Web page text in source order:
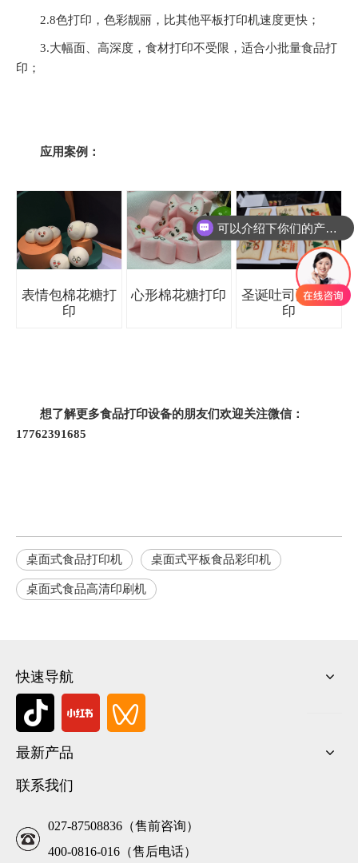
2.8色打印，色彩靓丽，比其他平板打印机速度更快；
3.大幅面、高深度，食材打印不受限，适合小批量食品打
印；
应用案例：
表情包棉花糖打
印
心形棉花糖打印
圣诞吐司面包打
印
想了解更多食品打印设备的朋友们欢迎关注微信：
17762391685
桌面式食品打印机 桌面式平板食品彩印机
桌面式食品高清印刷机
快速导航
最新产品
联系我们
027-87508836（售前咨询）
400-0816-016（售后电话）
可以介绍下你们的产品么